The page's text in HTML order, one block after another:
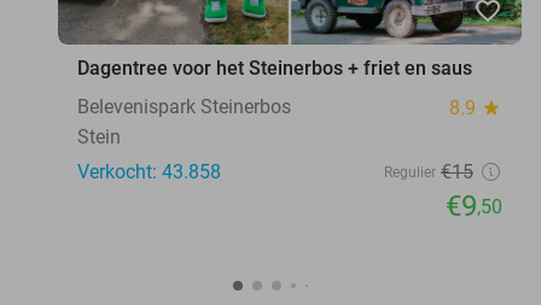
favorite_border
Dagentree voor het Steinerbos + friet en saus
Belevenispark Steinerbos
8.9 star
Stein
Verkocht: 43.858
Regulier €15
€9,50